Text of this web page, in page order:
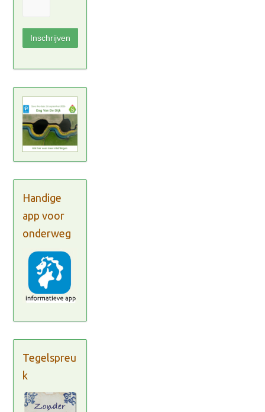
Handige
app voor
onderweg
Tegelspreu
k